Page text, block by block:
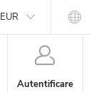
EUR
Autentificare